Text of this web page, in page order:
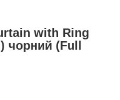
with Ring
чорний (Full